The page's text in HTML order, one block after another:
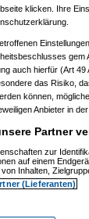
10:55:38)
11:02:48)
11:17:13)
11:30:04)
11:35:10)
08:06:40)
resetam
(resetam
(Flipam
15.01.2007,
am 15.01.2007,
(Flipam
klicken. Ihre
gem
auch hierfür (Art
das Risiko,
können,
Anbieter in
Partner
zur
auf einem
Inhalten,
(Lieferanten)